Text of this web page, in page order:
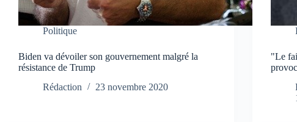
Politique
Biden va dévoiler son gouvernement malgré la
résistance de Trump
Rédaction
23 novembre 2020
"Le